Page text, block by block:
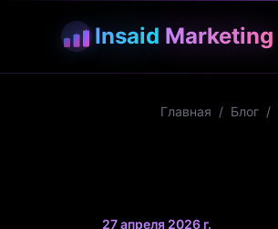
Insaid Marketing
Главная / Блог /
27 апреля 2026 г.